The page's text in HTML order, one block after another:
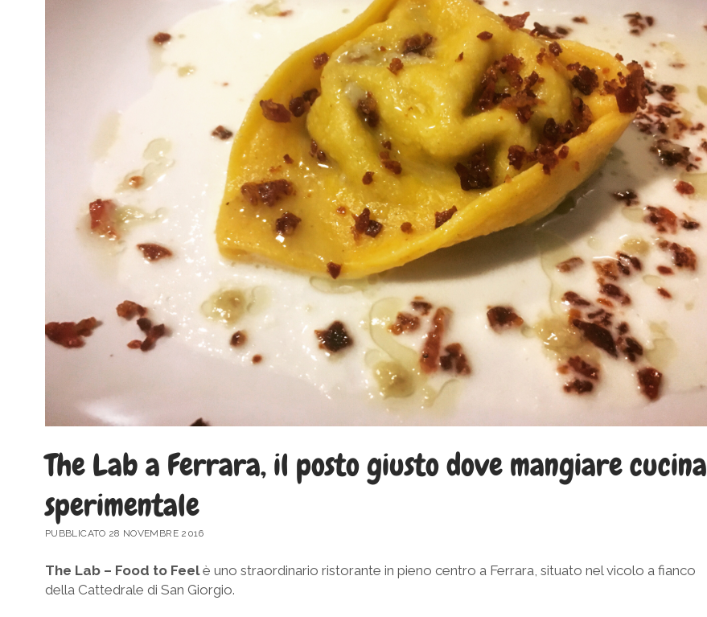
The Lab a Ferrara, il posto giusto dove mangiare cucina
sperimentale
PUBBLICATO 28 NOVEMBRE 2016
The Lab – Food to Feelè uno straordinario ristorante in pieno centro a Ferrara, situato nel vicolo a fianco
della Cattedrale di San Giorgio.